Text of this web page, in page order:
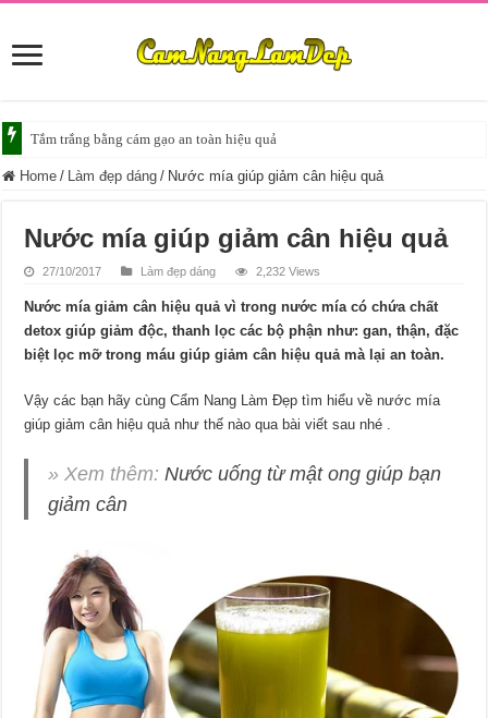
Tắm trắng da với bia giúp da sáng mịn
Home / Làm đẹp dáng / Nước mía giúp giảm cân hiệu quả
Nước mía giúp giảm cân hiệu quả
27/10/2017 Làm đẹp dáng 2,232 Views
Nước mía giảm cân hiệu quả vì trong nước mía có chứa chất
detox giúp giảm độc, thanh lọc các bộ phận như: gan, thận, đặc
biệt lọc mỡ trong máu giúp giảm cân hiệu quả mà lại an toàn.
Vậy các bạn hãy cùng Cẩm Nang Làm Đẹp tìm hiểu về nước mía
giúp giảm cân hiệu quả như thế nào qua bài viết sau nhé .
» Xem thêm:Nước uống từ mật ong giúp bạn
giảm cân